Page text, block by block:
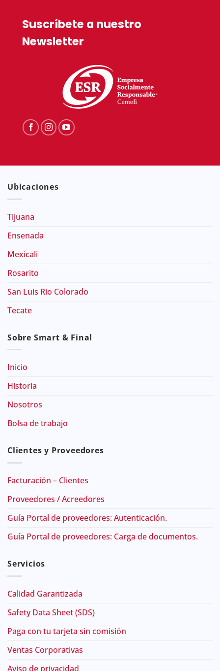
Suscríbete a nuestro
Newsletter
Ubicaciones
Tijuana
Ensenada
Mexicali
Rosarito
San Luis Rio Colorado
Tecate
Sobre Smart & Final
Inicio
Historia
Nosotros
Bolsa de trabajo
Clientes y Proveedores
Facturación – Clientes
Proveedores / Acreedores
Guía Portal de proveedores: Autenticación.
Guía Portal de proveedores: Carga de documentos.
Servicios
Calidad Garantizada
Safety Data Sheet (SDS)
Paga con tu tarjeta sin comisión
Ventas Corporativas
Aviso de privacidad